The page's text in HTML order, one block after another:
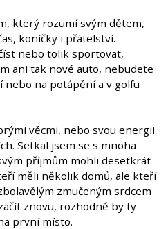
který rozumí svým dětem,
koníčky i přátelství.
nebo tolik sportovat,
ani tak nové auto, nebudete
na potápění a v golfu
věcmi, nebo svou energii
Setkal jsem se s mnoha
příjmům mohli desetkrát
měli několik domů, ale kteří
zmučeným srdcem
znovu, rozhodně by ty
první místo.